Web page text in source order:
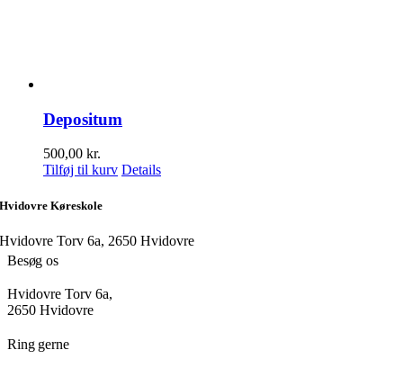
Depositum
500,00 kr.
Tilføj til kurv Details
Hvidovre Køreskole
Hvidovre Torv 6a, 2650 Hvidovre
Besøg os
Hvidovre Torv 6a,
2650 Hvidovre
Ring gerne